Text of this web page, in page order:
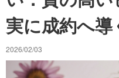
実に成約へ導
2026/02/03